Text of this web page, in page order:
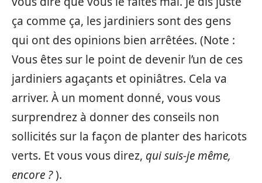
ça comme ça, les jardiniers sont des gens
qui ont des opinions bien arrêtées. (Note :
Vous êtes sur le point de devenir l’un de ces
jardiniers agaçants et opiniâtres. Cela va
arriver. À un moment donné, vous vous
surprendrez à donner des conseils non
sollicités sur la façon de planter des haricots
verts. Et vous vous direz, qui suis-je même,
encore ?).